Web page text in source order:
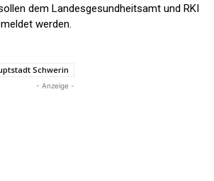
dem Landesgesundheitsamt und RKI
werden.
Schwerin
- Anzeige -